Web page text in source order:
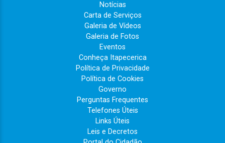
Notícias
Carta de Serviços
Galeria de Vídeos
Galeria de Fotos
Eventos
Conheça Itapecerica
Política de Privacidade
Política de Cookies
Governo
Perguntas Frequentes
Telefones Úteis
Links Úteis
Leis e Decretos